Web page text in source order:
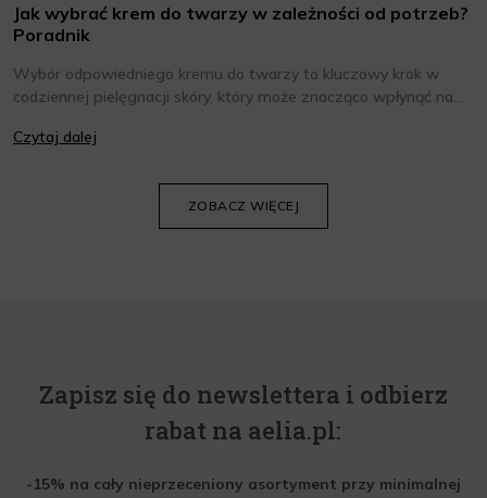
Jak wybrać krem do twarzy w zależności od potrzeb?
Poradnik
Wybór odpowiedniego kremu do twarzy to kluczowy krok w
codziennej pielęgnacji skóry, który może znacząco wpłynąć na
oraz wiedzieć, jak dopasować je do potrzeb własnej skóry.
Czytaj dalej
ZOBACZ WIĘCEJ
Zapisz się do newslettera i odbierz
rabat na aelia.pl:
-15% na cały nieprzeceniony asortyment przy minimalnej